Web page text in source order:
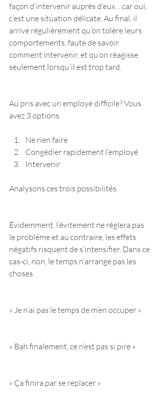
façon d’intervenir auprès d’eux… car oui,
c’est une situation délicate. Au final, il
arrive régulièrement qu’on tolère leurs
comportements, faute de savoir
comment intervenir, et qu’on réagisse
seulement lorsqu’il est trop tard.
Au pris avec un employé difficile? Vous
avez 3 options.
Ne rien faire
Congédier rapidement l’employé
Intervenir
Analysons ces trois possibilités.
Évidemment, l’évitement ne règlera pas
le problème et au contraire, les effets
négatifs risquent de s’intensifier. Dans ce
cas-ci, non, le temps n’arrange pas les
choses.
« Je n’ai pas le temps de m’en occuper »
« Bah finalement, ce n’est pas si pire »
« Ça finira par se replacer »